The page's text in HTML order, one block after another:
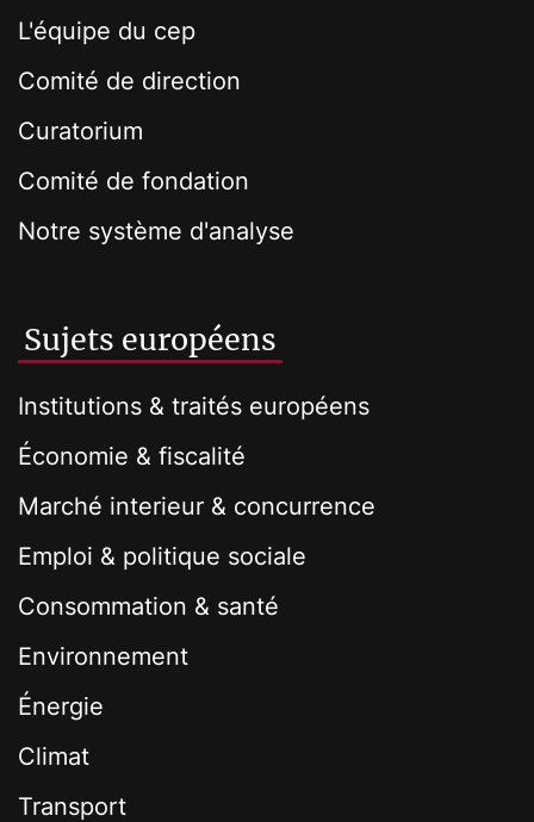
L'équipe du cep
Comité de direction
Curatorium
Comité de fondation
Notre système d'analyse
Sujets européens
Institutions & traités européens
Économie & fiscalité
Marché interieur & concurrence
Emploi & politique sociale
Consommation & santé
Environnement
Énergie
Climat
Transport